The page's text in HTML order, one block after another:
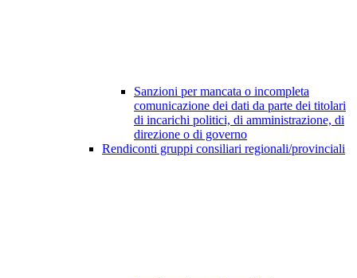
Sanzioni per mancata o incompleta
comunicazione dei dati da parte dei titolari
di incarichi politici, di amministrazione, di
direzione o di governo
Rendiconti gruppi consiliari regionali/provinciali